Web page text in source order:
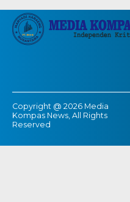
Copyright @ 2026 Media
Kompas News, All Rights
Reserved